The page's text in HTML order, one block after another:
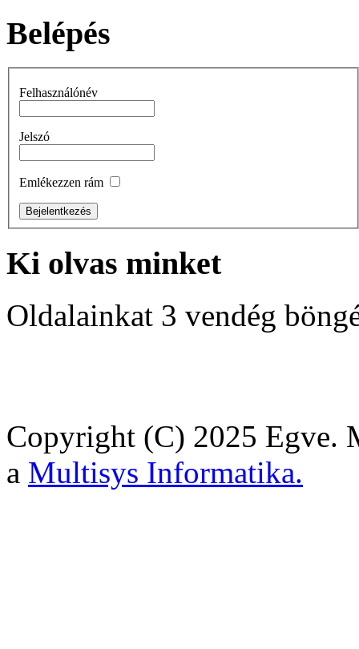
Belépés
Felhasználónév
Jelszó
Emlékezzen rám
Ki olvas minket
Oldalainkat 3 vendég
Copyright (C) 2025 Egve.
a Multisys Informatika.